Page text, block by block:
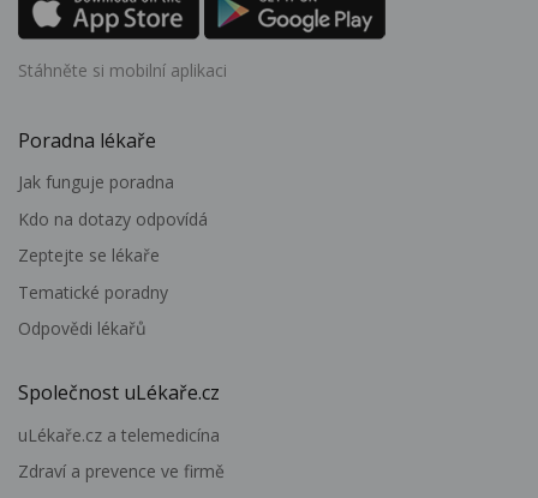
Stáhněte si mobilní aplikaci
Poradna lékaře
Jak funguje poradna
Kdo na dotazy odpovídá
Zeptejte se lékaře
Tematické poradny
Odpovědi lékařů
Společnost uLékaře.cz
uLékaře.cz a telemedicína
Zdraví a prevence ve firmě